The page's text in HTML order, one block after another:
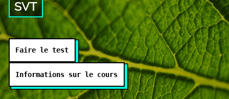
SVT
Faire le test
Informations sur le cours